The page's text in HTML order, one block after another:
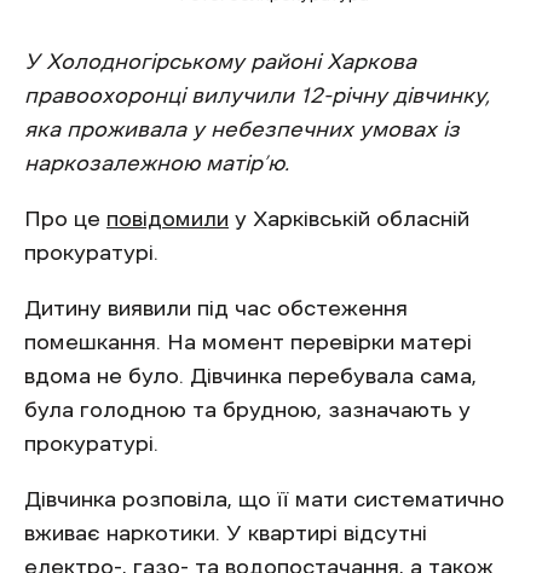
У Холодногірському районі Харкова
правоохоронці вилучили 12-річну дівчинку,
яка проживала у небезпечних умовах із
наркозалежною матір’ю.
Про це повідомили у Харківській обласній
прокуратурі.
Дитину виявили під час обстеження
помешкання. На момент перевірки матері
вдома не було. Дівчинка перебувала сама,
була голодною та брудною, зазначають у
прокуратурі.
Дівчинка розповіла, що її мати систематично
вживає наркотики. У квартирі відсутні
електро-, газо- та водопостачання, а також